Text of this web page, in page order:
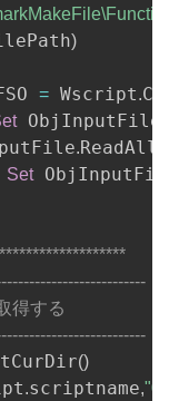
)
= Wscript.
.ReadAll
Set
得する
()
.scriptname,